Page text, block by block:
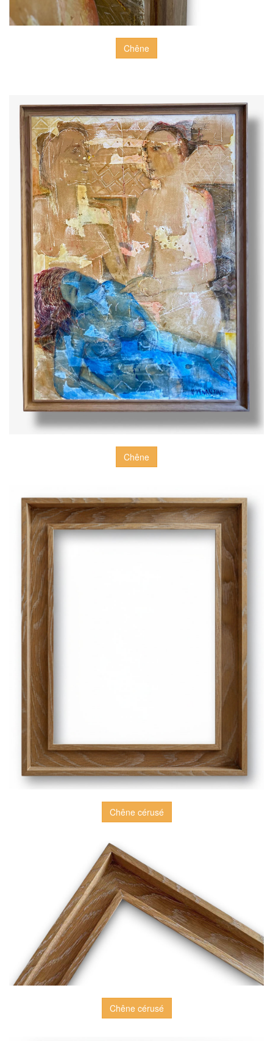
Chêne
Chêne
Chêne cérusé
Chêne cérusé